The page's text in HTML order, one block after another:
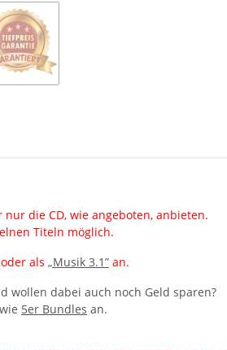
die CD, wie angeboten, anbieten.
Titeln möglich.
oder als „Musik 3.1” an.
wollen dabei auch noch Geld sparen?
5er Bundles an.